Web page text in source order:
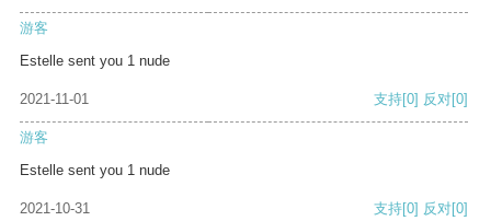
游客
Estelle sent you 1 nude
2021-11-01 支持[0] 反对[0]
游客
Estelle sent you 1 nude
2021-10-31 支持[0] 反对[0]